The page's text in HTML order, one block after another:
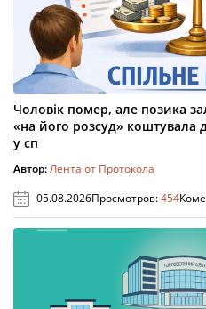
Чоловік помер, але позика
«на його розсуд» коштувала
у сп
Автор:Лента от Протокола
05.08.2026Просмотров:454